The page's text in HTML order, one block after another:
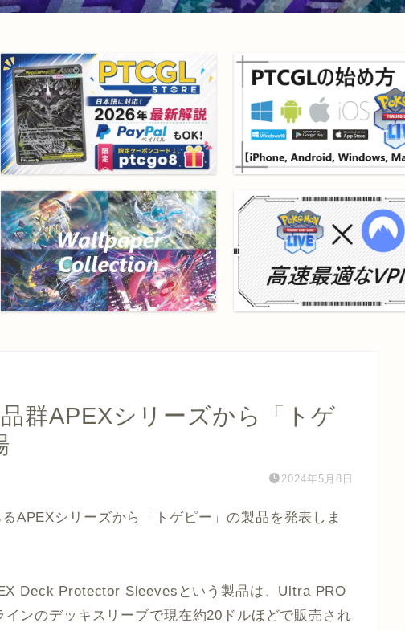
群APEXシリーズから「トゲ
2024年5月8日
APEXシリーズから「トゲピー」の製品を発表しま
Deck Protector Sleeves という製品は、Ultra PRO
ンのデッキスリーブで現在約20ドルほどで販売され